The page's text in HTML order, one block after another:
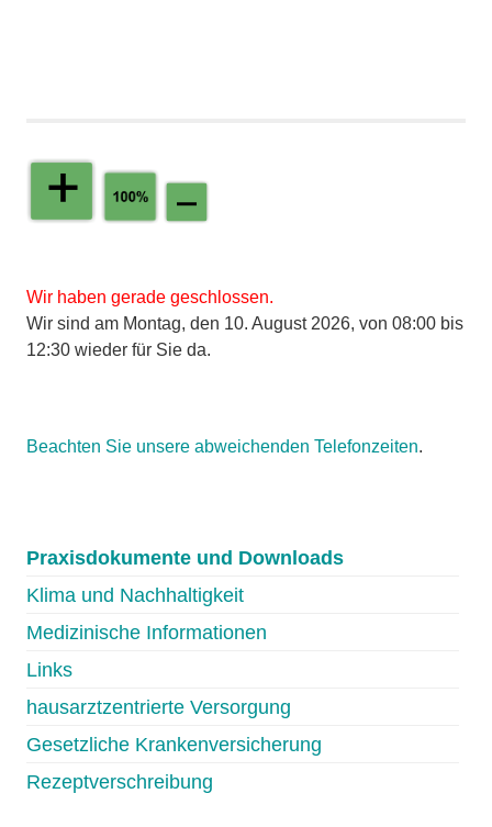
Wir haben gerade geschlossen.
Wir sind am Montag, den 10. August 2026, von 08:00 bis
12:30 wieder für Sie da.
Beachten Sie unsere abweichenden Telefonzeiten.
Praxisdokumente und Downloads
Klima und Nachhaltigkeit
Medizinische Informationen
Links
hausarztzentrierte Versorgung
Gesetzliche Krankenversicherung
Rezeptverschreibung